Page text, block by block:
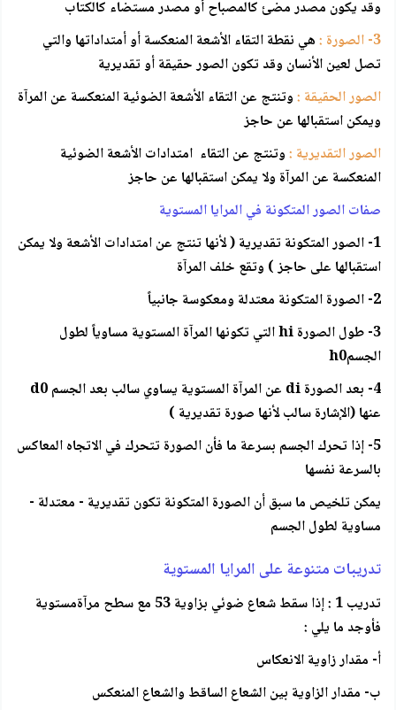
وقد يكون مصدر مضئ كالمصباح أو مصدر مستضاء كالكتاب
3- الصورة :
هي نقطة التقاء الأشعة المنعكسة أو أمتداداتها والتي
تصل لعين الأنسان وقد تكون الصور حقيقة أو تقديرية
الصور الحقيقة :وتنتج عن التقاء الأشعة الضوئية المنعكسة عن المرآة
ويمكن استقبالها عن حاجز
الصور التقديرية :وتنتج عن التقاء امتدادات الأشعة الضوئية
المنعكسة عن المرآة ولا يمكن استقبالها عن حاجز
صفات الصور المتكونة في المرايا المستوية
1- الصور المتكونة تقديرية ( لأنها تنتج عن امتدادات الأشعة ولا يمكن
استقبالها على حاجز ) وتقع خلف المرآة
2- الصورة المتكونة معتدلة ومعكوسة جانبياً
3- طول الصورة hi التي تكونها المرآة المستوية مساوياً لطول
الجسمh0
4- بعد الصورة di عن المرآة المستوية يساوي سالب بعد الجسم d0
عنها (الإشارة سالب لأنها صورة تقديرية )
5- إذا تحرك الجسم بسرعة ما فأن الصورة تتحرك في الاتجاه المعاكس
بالسرعة نفسها
يمكن تلخيص ما سبق أن الصورة المتكونة تكون تقديرية - معتدلة -
مساوية لطول الجسم
تدريبات متنوعة على المرايا المستوية
تدريب 1 : إذا سقط شعاع ضوئي بزاوية 53 مع سطح مرآةمستوية
فأوجد ما يلي :
أ- مقدار زاوية الانعكاس
ب- مقدار الزاوية بين الشعاع الساقط والشعاع المنعكس